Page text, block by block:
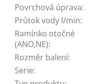
Povrchová úprava:
Průtok vody l/min:
Ramínko otočné
(ANO,NE):
Rozměr balení:
Serie: